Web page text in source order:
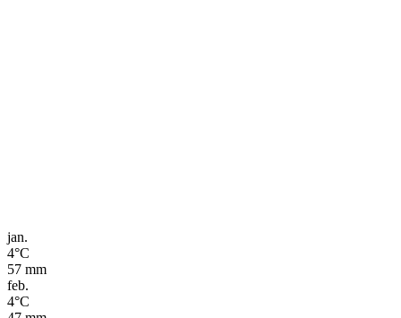
jan.
4°C
57 mm
feb.
4°C